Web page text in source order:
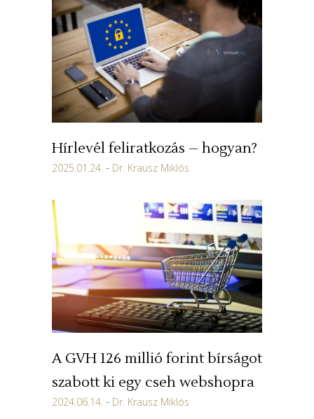
Hírlevél feliratkozás – hogyan?
2025.01.24. Dr. Krausz Miklós
A GVH 126 millió forint bírságot
szabott ki egy cseh webshopra
2024.06.14. Dr. Krausz Miklós